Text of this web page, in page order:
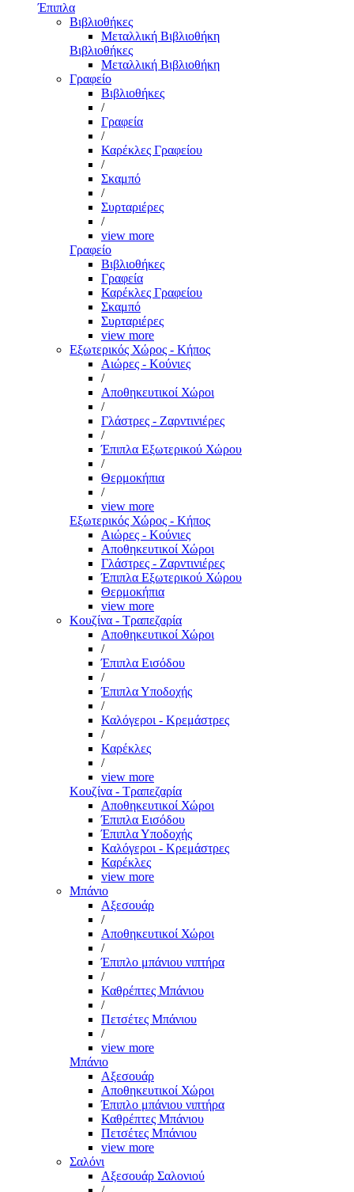
Έπιπλα
Βιβλιοθήκες
Μεταλλική Βιβλιοθήκη
Βιβλιοθήκες
Μεταλλική Βιβλιοθήκη
Γραφείο
Βιβλιοθήκες
/
Γραφεία
/
Καρέκλες Γραφείου
/
Σκαμπό
/
Συρταριέρες
/
view more
Γραφείο
Βιβλιοθήκες
Γραφεία
Καρέκλες Γραφείου
Σκαμπό
Συρταριέρες
view more
Εξωτερικός Χώρος - Κήπος
Αιώρες - Κούνιες
/
Αποθηκευτικοί Χώροι
/
Γλάστρες - Ζαρντινιέρες
/
Έπιπλα Εξωτερικού Χώρου
/
Θερμοκήπια
/
view more
Εξωτερικός Χώρος - Κήπος
Αιώρες - Κούνιες
Αποθηκευτικοί Χώροι
Γλάστρες - Ζαρντινιέρες
Έπιπλα Εξωτερικού Χώρου
Θερμοκήπια
view more
Κουζίνα - Τραπεζαρία
Αποθηκευτικοί Χώροι
/
Έπιπλα Εισόδου
/
Έπιπλα Υποδοχής
/
Καλόγεροι - Κρεμάστρες
/
Καρέκλες
/
view more
Κουζίνα - Τραπεζαρία
Αποθηκευτικοί Χώροι
Έπιπλα Εισόδου
Έπιπλα Υποδοχής
Καλόγεροι - Κρεμάστρες
Καρέκλες
view more
Μπάνιο
Αξεσουάρ
/
Αποθηκευτικοί Χώροι
/
Έπιπλο μπάνιου νιπτήρα
/
Καθρέπτες Μπάνιου
/
Πετσέτες Μπάνιου
/
view more
Μπάνιο
Αξεσουάρ
Αποθηκευτικοί Χώροι
Έπιπλο μπάνιου νιπτήρα
Καθρέπτες Μπάνιου
Πετσέτες Μπάνιου
view more
Σαλόνι
Αξεσουάρ Σαλονιού